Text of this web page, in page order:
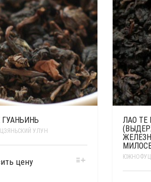
ГУАНЬИНЬ
УЛУН
цену
ЛАО ТЕ